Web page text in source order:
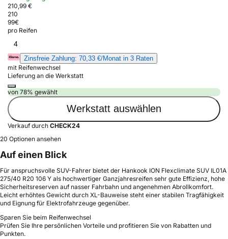
210,99 €
210
99€
pro Reifen
4
Zinsfreie Zahlung: 70,33 €/Monat in 3 Raten
mit Reifenwechsel
Lieferung an die Werkstatt
von 78% gewählt
Werkstatt auswählen
Verkauf durch CHECK24
20 Optionen ansehen
Auf einen Blick
Für anspruchsvolle SUV-Fahrer bietet der Hankook ION Flexclimate SUV IL01A
275/40 R20 106 Y als hochwertiger Ganzjahresreifen sehr gute Effizienz, hohe
Sicherheitsreserven auf nasser Fahrbahn und angenehmen Abrollkomfort.
Leicht erhöhtes Gewicht durch XL-Bauweise steht einer stabilen Tragfähigkeit
und Eignung für Elektrofahrzeuge gegenüber.
Sparen Sie beim Reifenwechsel
Prüfen Sie Ihre persönlichen Vorteile und profitieren Sie von Rabatten und
Punkten.